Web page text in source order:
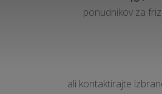
ponudnikov za
ali kontaktirajte